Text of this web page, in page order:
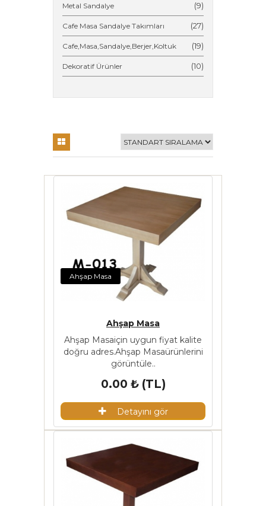
Metal Sandalye (9)
Cafe Masa Sandalye Takımları (27)
Cafe,Masa,Sandalye,Berjer,Koltuk (19)
Dekoratif Ürünler (10)
Ahşap Masa
Ahşap Masa
Ahşap Masaiçin uygun fiyat kalite
doğru adres.Ahşap Masaürünlerini
görüntüle..
0.00 ₺ (TL)
Detayını gör